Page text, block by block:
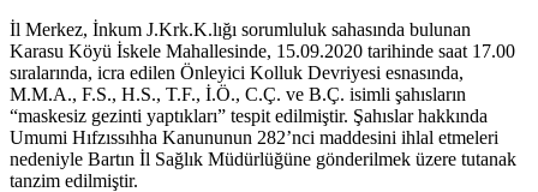
İl Merkez, İnkum J.Krk.K.lığı sorumluluk sahasında bulunan
Karasu Köyü İskele Mahallesinde, 15.09.2020 tarihinde saat 17.00
sıralarında, icra edilen Önleyici Kolluk Devriyesi esnasında,
M.M.A., F.S., H.S., T.F., İ.Ö., C.Ç. ve B.Ç. isimli şahısların
“maskesiz gezinti yaptıkları” tespit edilmiştir. Şahıslar hakkında
Umumi Hıfzıssıhha Kanununun 282’nci maddesini ihlal etmeleri
nedeniyle Bartın İl Sağlık Müdürlüğüne gönderilmek üzere tutanak
tanzim edilmiştir.